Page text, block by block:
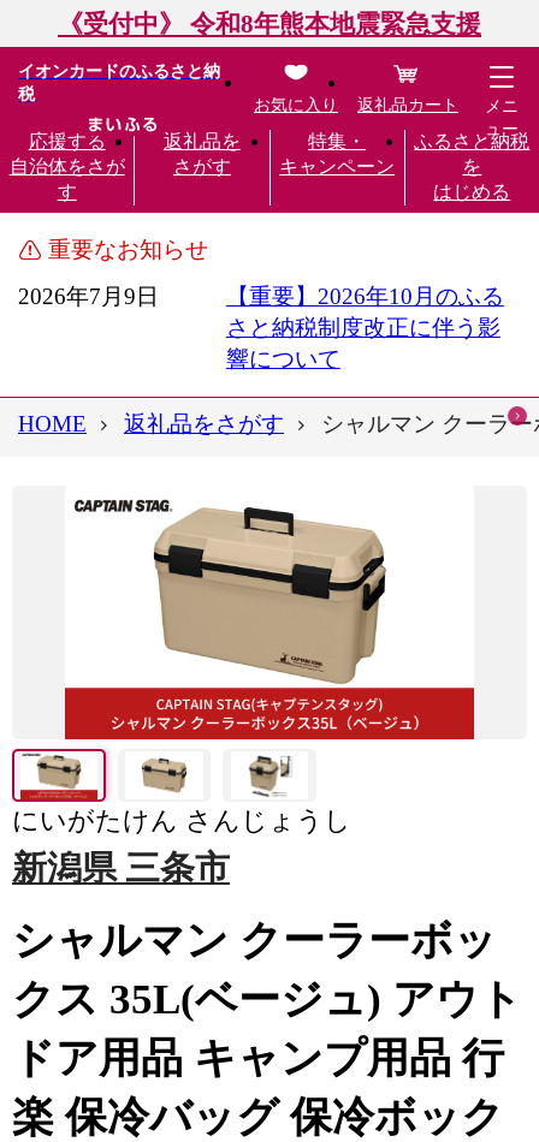
《受付中》 令和8年熊本地震緊急支援
イオンカードのふるさと納
税
応援する
自治体をさが
す
返礼品を
さがす
特集・
キャンペーン
ふるさと納税
を
はじめる
お気に入り 返礼品カート
メニ
ュー
重要なお知らせ
2026年7月9日
【重要】2026年10月のふる
さと納税制度改正に伴う影
響について
HOME 返礼品をさがす シャルマン クーラ
にいがたけん さんじょうし
新潟県 三条市
シャルマン クーラーボッ
クス 35L(ベージュ) アウト
ドア用品 キャンプ用品 行
楽 保冷バッグ 保冷ボック